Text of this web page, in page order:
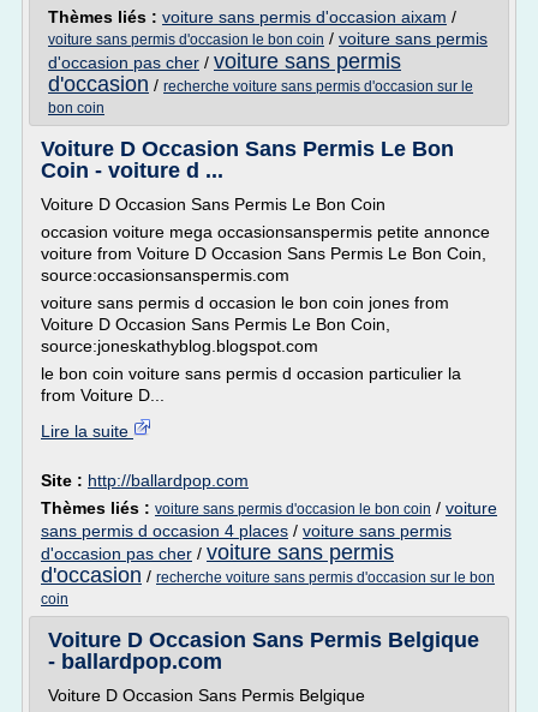
Thèmes liés : voiture sans permis d'occasion aixam /
voiture sans permis d'occasion le bon coin / voiture sans permis
d'occasion pas cher / voiture sans permis
d'occasion / recherche voiture sans permis d'occasion sur le
bon coin
Voiture D Occasion Sans Permis Le Bon
Coin - voiture d ...
Voiture D Occasion Sans Permis Le Bon Coin
occasion voiture mega occasionsanspermis petite annonce
voiture from Voiture D Occasion Sans Permis Le Bon Coin,
source:occasionsanspermis.com
voiture sans permis d occasion le bon coin jones from
Voiture D Occasion Sans Permis Le Bon Coin,
source:joneskathyblog.blogspot.com
le bon coin voiture sans permis d occasion particulier la
from Voiture D...
Lire la suite
Site : http://ballardpop.com
Thèmes liés : voiture sans permis d'occasion le bon coin / voiture
sans permis d occasion 4 places / voiture sans permis
d'occasion pas cher / voiture sans permis
d'occasion / recherche voiture sans permis d'occasion sur le bon
coin
Voiture D Occasion Sans Permis Belgique
- ballardpop.com
Voiture D Occasion Sans Permis Belgique